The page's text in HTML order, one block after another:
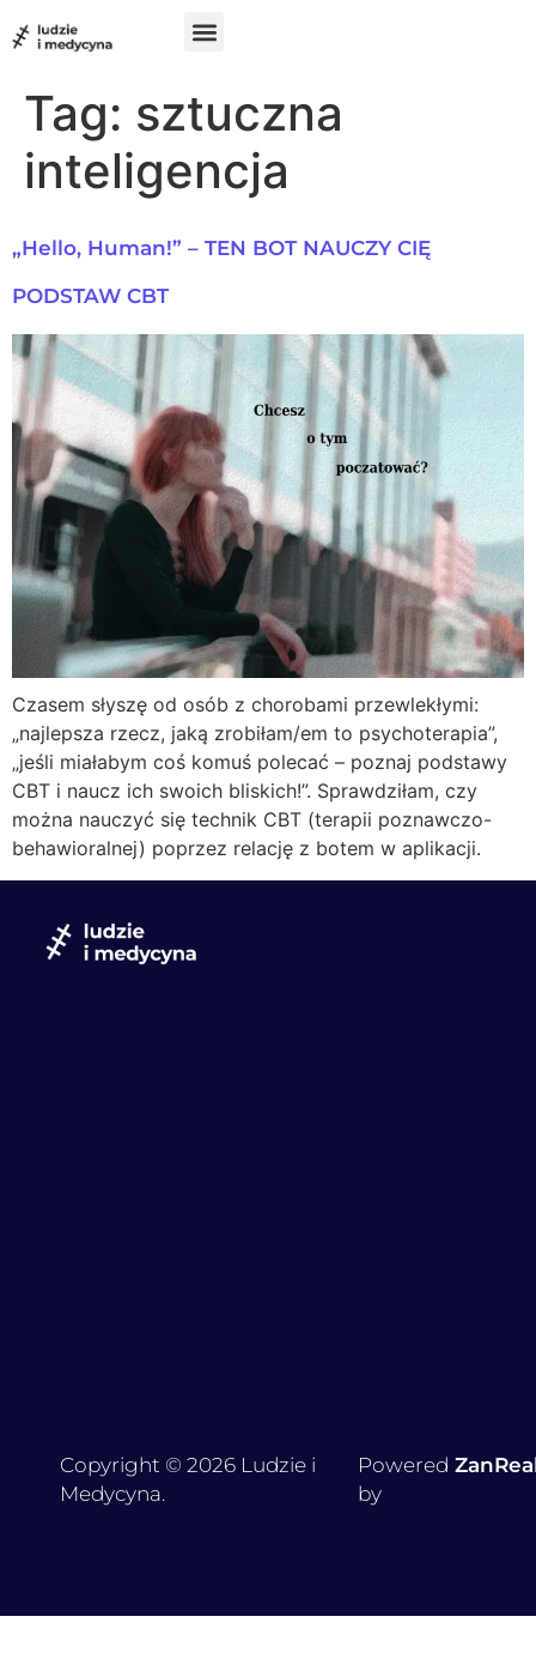
treści
Tag: sztuczna
inteligencja
„Hello, Human!” – TEN BOT NAUCZY CIĘ
PODSTAW CBT
Czasem słyszę od osób z chorobami przewlekłymi:
„najlepsza rzecz, jaką zrobiłam/em to psychoterapia”,
„jeśli miałabym coś komuś polecać – poznaj podstawy
CBT i naucz ich swoich bliskich!”. Sprawdziłam, czy
można nauczyć się technik CBT (terapii poznawczo-
behawioralnej) poprzez relację z botem w aplikacji.
Copyright © 2026 Ludzie i
Medycyna.
Powered
by